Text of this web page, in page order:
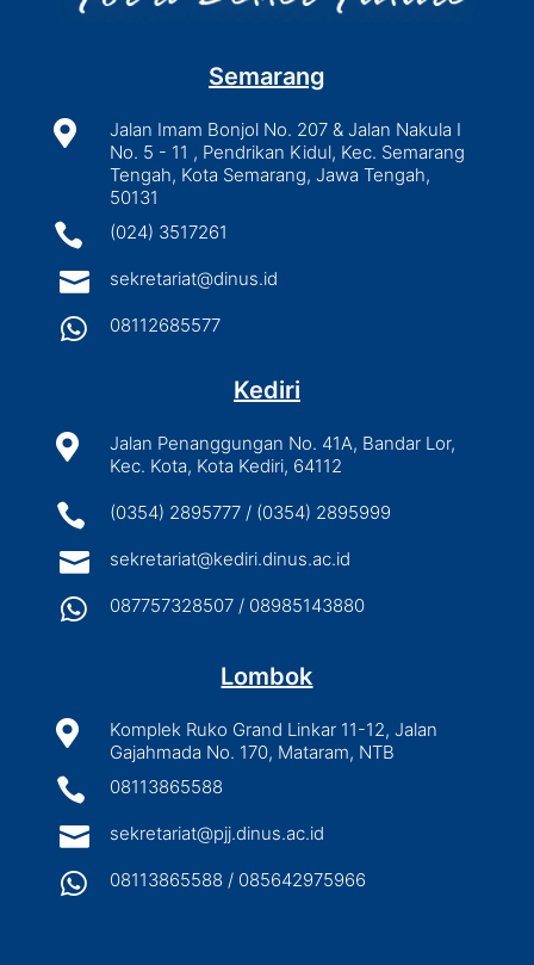
Semarang

Jalan Imam Bonjol No. 207 & Jalan Nakula I
No. 5 - 11 , Pendrikan Kidul, Kec. Semarang
Tengah, Kota Semarang, Jawa Tengah,
50131
 (024) 3517261
 sekretariat@dinus.id
 08112685577
Kediri

Jalan Penanggungan No. 41A, Bandar Lor,
Kec. Kota, Kota Kediri, 64112
 (0354) 2895777 / (0354) 2895999
 sekretariat@kediri.dinus.ac.id
 087757328507 / 08985143880
Lombok

Komplek Ruko Grand Linkar 11-12, Jalan
Gajahmada No. 170, Mataram, NTB
 08113865588
 sekretariat@pjj.dinus.ac.id
 08113865588 / 085642975966